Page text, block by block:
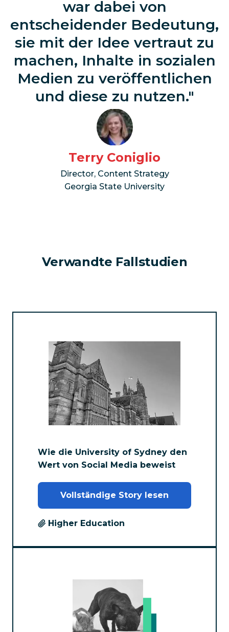
war dabei von
entscheidender Bedeutung,
sie mit der Idee vertraut zu
machen, Inhalte in sozialen
Medien zu veröffentlichen
und diese zu nutzen.
Terry Coniglio
Director, Content Strategy
Georgia State University
Verwandte Fallstudien
Wie die University of Sydney den
Wert von Social Media beweist
Vollständige Story lesen
Higher Education